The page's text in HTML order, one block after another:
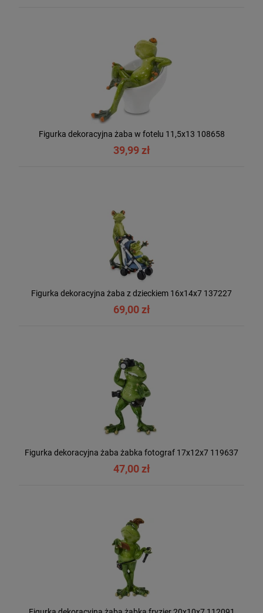
Figurka dekoracyjna żaba w fotelu 11,5x13 108658
39,99 zł
Figurka dekoracyjna żaba z dzieckiem 16x14x7 137227
69,00 zł
Figurka dekoracyjna żaba żabka fotograf 17x12x7 119637
47,00 zł